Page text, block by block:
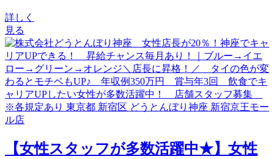
詳しく
見る
【女性スタッフが多数活躍中★】女性